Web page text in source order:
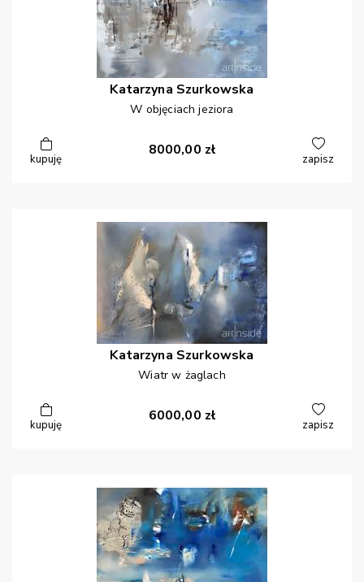
Katarzyna Szurkowska
W objęciach jeziora
kupuję
8000,00 zł
zapisz
Katarzyna Szurkowska
Wiatr w żaglach
kupuję
6000,00 zł
zapisz